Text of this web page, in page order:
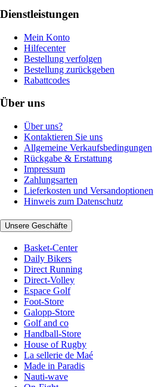
Dienstleistungen
Mein Konto
Hilfecenter
Bestellung verfolgen
Bestellung zurückgeben
Rabattcodes
Über uns
Über uns?
Kontaktieren Sie uns
Allgemeine Verkaufsbedingungen
Rückgabe & Erstattung
Impressum
Zahlungsarten
Lieferkosten und Versandoptionen
Hinweis zum Datenschutz
Unsere Geschäfte
Basket-Center
Daily Bikers
Direct Running
Direct-Volley
Espace Golf
Foot-Store
Galopp-Store
Golf and co
Handball-Store
House of Rugby
La sellerie de Maé
Made in Paradis
Nauti-wave